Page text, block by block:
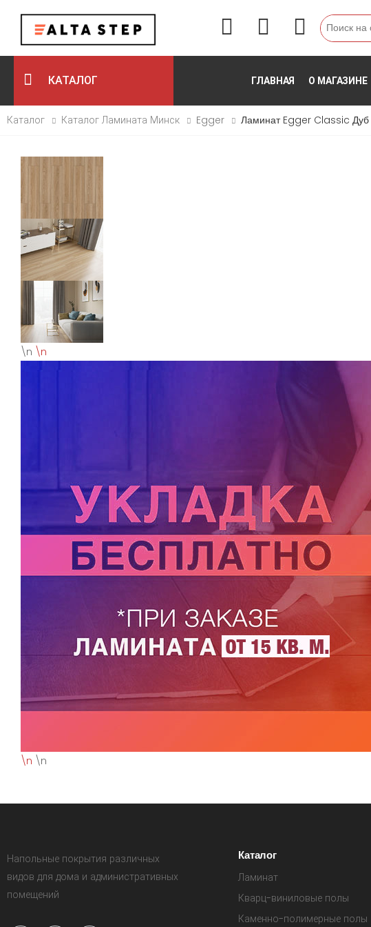
Поиск
КАТАЛОГ ГЛАВНАЯ О МАГАЗИНЕ
Каталог
Каталог Ламината Минск Egger Ламинат Egger Classic Дуб
\n \n
\n \n
Напольные покрытия различных
видов для дома и административных
помещений
Каталог
Ламинат
Кварц-виниловые полы
Каменно-полимерные полы